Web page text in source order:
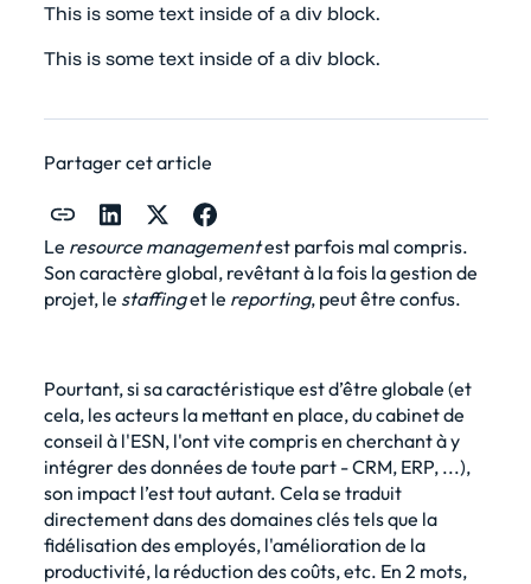
This is some text inside of a div block.
This is some text inside of a div block.
Partager cet article
Le resource managementest parfois mal compris.
Son caractère global, revêtant à la fois la gestion de
projet, le staffinget le reporting, peut être confus.
Pourtant, si sa caractéristique est d’être globale (et
cela, les acteurs la mettant en place, du cabinet de
conseil à l'ESN, l'ont vite compris en cherchant à y
intégrer des données de toute part - CRM, ERP, ...),
son impact l’est tout autant. Cela se traduit
directement dans des domaines clés tels que la
fidélisation des employés, l'amélioration de la
productivité, la réduction des coûts, etc. En 2 mots,